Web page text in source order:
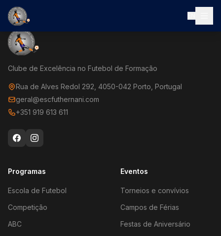
Clube de Excelência no Futebol de Formação
Rua de Alves Redol 292, 4050-042 Porto, Portugal
geral@escfuthernani.com
+351 919 613 611
Programas
Escola de Futebol
Competição
ABC
Eventos
Torneios e convívios
Campos de Férias
Festas de Aniversário